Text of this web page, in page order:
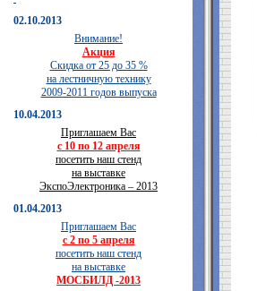
02.10.2013
Внимание!
Акция
Скидка от 25 до 35 %
на лестничную технику
2009-2011 годов выпуска
10.04.2013
Приглашаем Вас
с 10 по 12 апреля
посетить наш стенд
на выставке
ЭкспоЭлектроника – 2013
01.04.2013
Приглашаем Вас
с 2 по 5 апреля
посетить наш стенд
на выставке
МОСБИЛД -2013